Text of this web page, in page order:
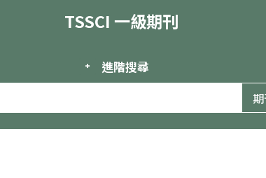
TSSCI 一級期刊
進階搜尋